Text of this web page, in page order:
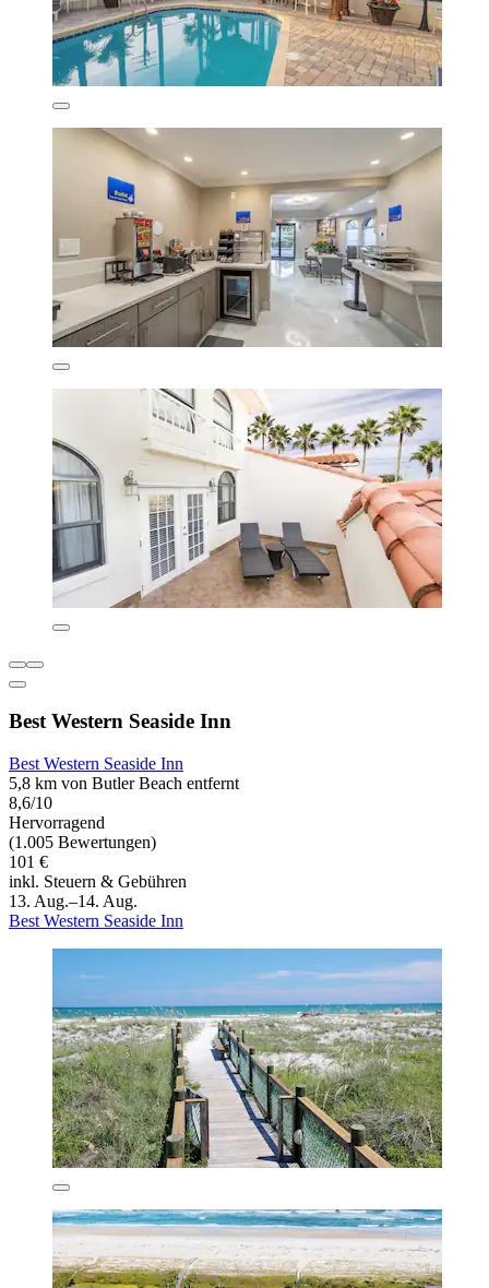
Best Western Seaside Inn
Best Western Seaside Inn
5,8 km von Butler Beach entfernt
8,6/10
Hervorragend
(1.005 Bewertungen)
101 €
inkl. Steuern & Gebühren
13. Aug.–14. Aug.
Best Western Seaside Inn